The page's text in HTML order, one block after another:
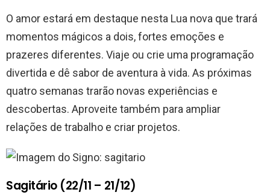
O amor estará em destaque nesta Lua nova que trará
momentos mágicos a dois, fortes emoções e
prazeres diferentes. Viaje ou crie uma programação
divertida e dê sabor de aventura à vida. As próximas
quatro semanas trarão novas experiências e
descobertas. Aproveite também para ampliar
relações de trabalho e criar projetos.
Sagitário (22/11 – 21/12)